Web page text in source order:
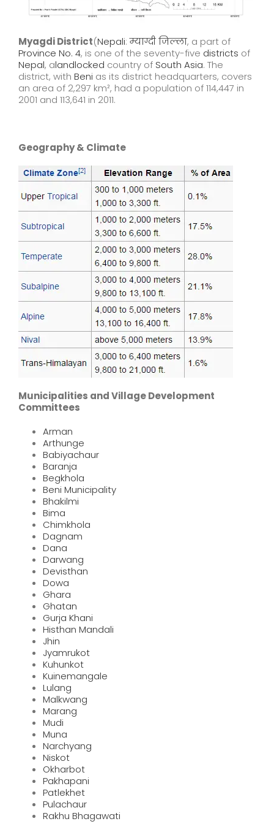
Myagdi District(Nepali:म्याग्दी जिल्ला, a part of
Province No. 4, is one of the seventy-five districts of
Nepal, alandlocked country of South Asia. The
district, with Beni as its district headquarters, covers
an area of 2,297 km², had a population of 114,447 in
2001 and 113,641 in 2011.
Geography & Climate
Municipalities and Village Development
Committees
Arman
Arthunge
Babiyachaur
Baranja
Begkhola
Beni Municipality
Bhakilmi
Bima
Chimkhola
Dagnam
Dana
Darwang
Devisthan
Dowa
Ghara
Ghatan
Gurja Khani
Histhan Mandali
Jhin
Jyamrukot
Kuhunkot
Kuinemangale
Lulang
Malkwang
Marang
Mudi
Muna
Narchyang
Niskot
Okharbot
Pakhapani
Patlekhet
Pulachaur
Rakhu Bhagawati